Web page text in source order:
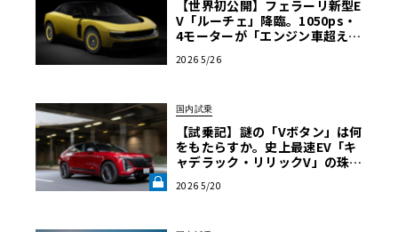
【世界初公開】フェラーリ新型E
V「ルーチェ」降臨。1050ps・
4モーターが「エンジン車超え」
2026 5/26
国内試乗
【試乗記】謎の「Vボタン」は何
をもたらすか。史上最速EV「キ
ャデラック・リリックV」の珠玉
ANT LAB》
2026 5/20